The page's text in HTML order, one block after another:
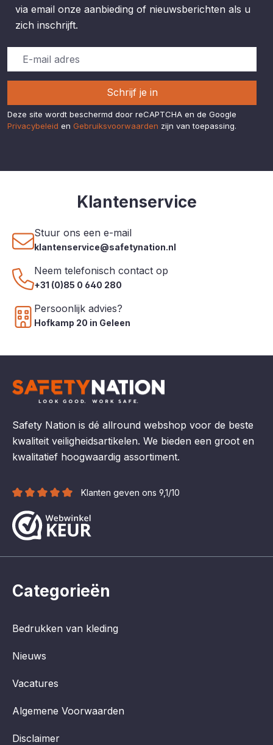
via email onze aanbieding of nieuwsberichten als u
zich inschrijft.
Schrijf je in
Deze site wordt beschermd door reCAPTCHA en de Google
Privacybeleid en Gebruiksvoorwaarden zijn van toepassing.
Klantenservice
Stuur ons een e-mail
klantenservice@safetynation.nl
Neem telefonisch contact op
+31 (0)85 0 640 280
Persoonlijk advies?
Hofkamp 20 in Geleen
Safety Nation is dé allround webshop voor de beste
kwaliteit veiligheidsartikelen. We bieden een groot en
kwalitatief hoogwaardig assortiment.
Klanten geven ons 9,1/10
Categorieën
Bedrukken van kleding
Nieuws
Vacatures
Algemene Voorwaarden
Disclaimer